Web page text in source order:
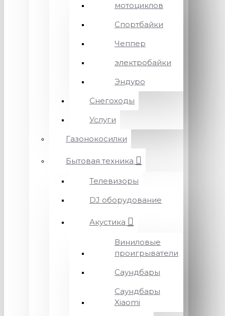
мотоциклов
Спортбайки
Чеппер
электробайки
Эндуро
Снегоходы
Услуги
Газонокосилки
Бытовая техника
Телевизоры
DJ оборудование
Акустика
Виниловые
проигрыватели
Саундбары
Саундбары
Xiaomi